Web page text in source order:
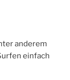
anderem
einfach